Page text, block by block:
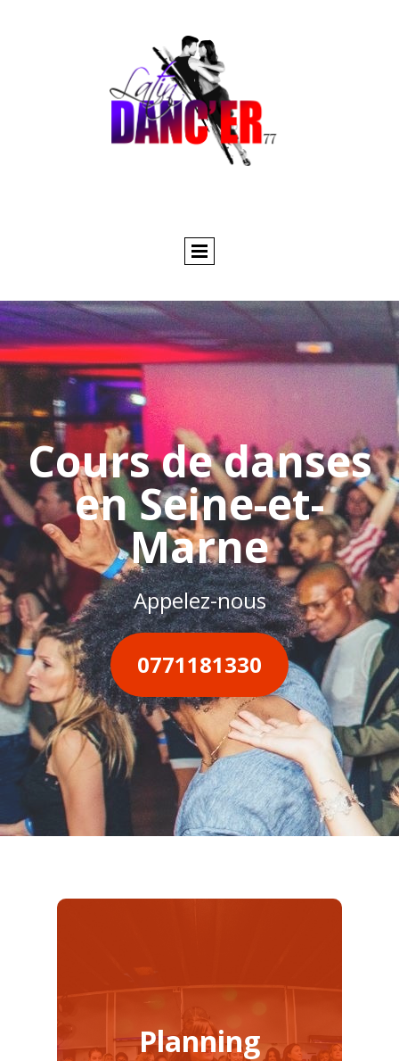
Cours de danses
en Seine-et-
Marne
Appelez-nous
0771181330
Planning